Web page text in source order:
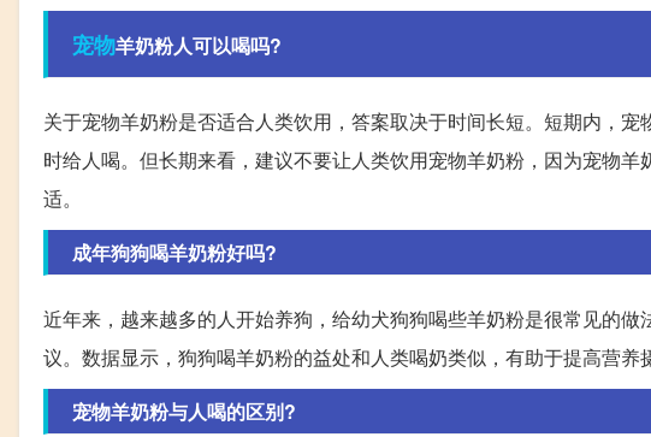
宠物羊奶粉人可以喝吗?
关于宠物羊奶粉是否适合人类饮用，答案取决于时间长短。短期内，
时给人喝。但长期来看，建议不要让人类饮用宠物羊奶粉，因为宠物
适。
成年狗狗喝羊奶粉好吗?
近年来，越来越多的人开始养狗，给幼犬狗狗喝些羊奶粉是很常见的
议。数据显示，狗狗喝羊奶粉的益处和人类喝奶类似，有助于提高营养
宠物羊奶粉与人喝的区别?